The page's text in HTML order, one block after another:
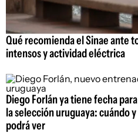
Qué recomienda el Sinae ante
intensos y actividad eléctrica
Diego Forlán ya tiene fecha
la selección uruguaya: cuándo
podrá ver